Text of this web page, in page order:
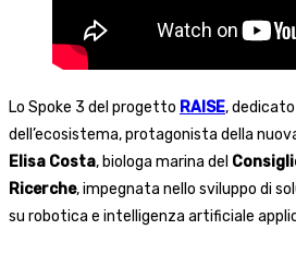
Lo Spoke 3 del progetto RAISE,
dell’ecosistema, protagonista della
Elisa Costa, biologa marina del
Ricerche, impegnata nello sviluppo di
su robotica e intelligenza artificiale